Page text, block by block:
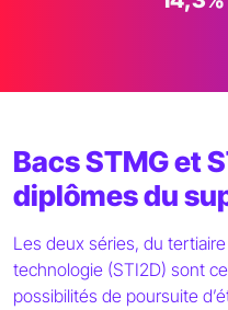
Bacs STMG et
diplômes du
Les deux séries, du
technologie (STI2D) sont
possibilités de poursuite